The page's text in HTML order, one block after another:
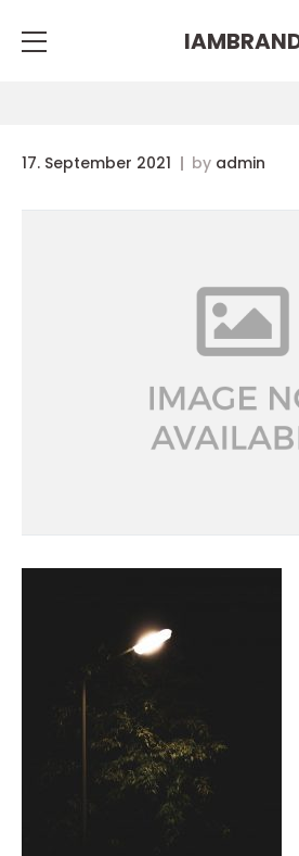
17. September 2021 by admin